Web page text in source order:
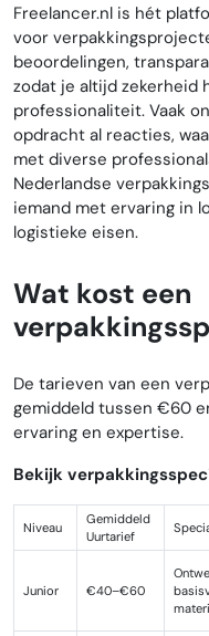
Freelancer.nl is hét
voor
beoordelingen,
zodat je altijd zekerheid
professionaliteit. Vaak
opdracht al reacties,
met diverse
Nederlandse
iemand met ervaring in
logistieke eisen.
Wat kost een
De tarieven van een
gemiddeld tussen €60
ervaring en expertise.
Bekijk
Niveau
Gemiddeld
Uurtarief
Junior €40–€60